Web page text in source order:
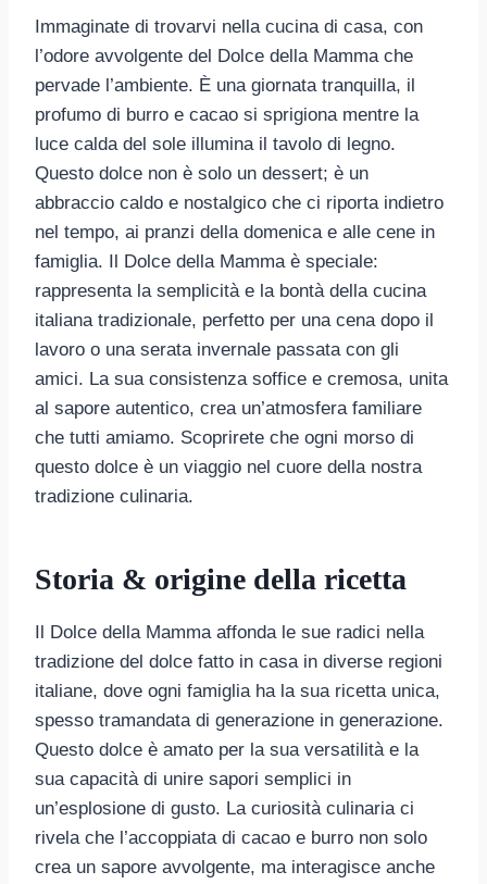
Immaginate di trovarvi nella cucina di casa, con
l’odore avvolgente del Dolce della Mamma che
pervade l’ambiente. È una giornata tranquilla, il
profumo di burro e cacao si sprigiona mentre la
luce calda del sole illumina il tavolo di legno.
Questo dolce non è solo un dessert; è un
abbraccio caldo e nostalgico che ci riporta indietro
nel tempo, ai pranzi della domenica e alle cene in
famiglia. Il Dolce della Mamma è speciale:
rappresenta la semplicità e la bontà della cucina
italiana tradizionale, perfetto per una cena dopo il
lavoro o una serata invernale passata con gli
amici. La sua consistenza soffice e cremosa, unita
al sapore autentico, crea un’atmosfera familiare
che tutti amiamo. Scoprirete che ogni morso di
questo dolce è un viaggio nel cuore della nostra
tradizione culinaria.
Storia & origine della ricetta
Il Dolce della Mamma affonda le sue radici nella
tradizione del dolce fatto in casa in diverse regioni
italiane, dove ogni famiglia ha la sua ricetta unica,
spesso tramandata di generazione in generazione.
Questo dolce è amato per la sua versatilità e la
sua capacità di unire sapori semplici in
un’esplosione di gusto. La curiosità culinaria ci
rivela che l’accoppiata di cacao e burro non solo
crea un sapore avvolgente, ma interagisce anche